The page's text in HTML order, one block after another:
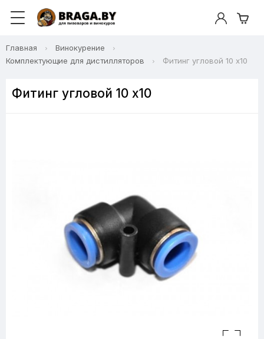
Главная
Винокурение
Комплектующие для дистилляторов
Фитинг угловой 10 x10
Фитинг угловой 10 x10